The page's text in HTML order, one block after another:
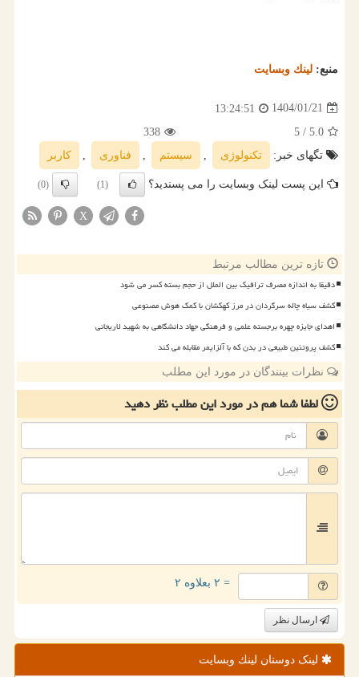
منبع: لینك وبسایت
1404/01/21
13:24:51
5.0
/ 5
338
تگهای خبر:
تكنولوژی سیستم فناوری كاربر
این پست لینک وبسایت را می پسندید؟ (1)
(0)
X
تازه ترین مطالب مرتبط
دقیقا به اندازه مصرف ترافیک بین الملل از حجم بسته کسر می شود
کشف سیاه چاله سرگردان در مرز کهکشان با کمک هوش مصنوعی
اهدای جایزه چهره برجسته علمی و فرهنگی جهاد دانشگاهی به شهید لاریجانی
کشف پروتئین طبیعی در بدن که با آلزایمر مقابله می کند
نظرات بینندگان در مورد این مطلب
لطفا شما همدر مورد این مطلبنظر دهید
= ۲ بعلاوه ۲
ارسال نظر
لینک دوستان لینك وبسایت